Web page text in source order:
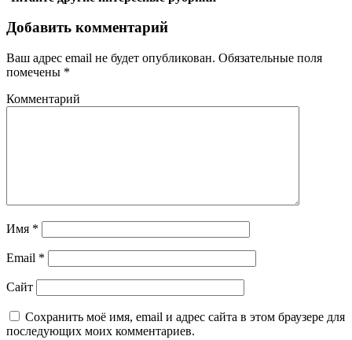
Добавить комментарий
Ваш адрес email не будет опубликован. Обязательные поля
помечены *
Комментарий
Имя *
Email *
Сайт
Сохранить моё имя, email и адрес сайта в этом браузере для
последующих моих комментариев.